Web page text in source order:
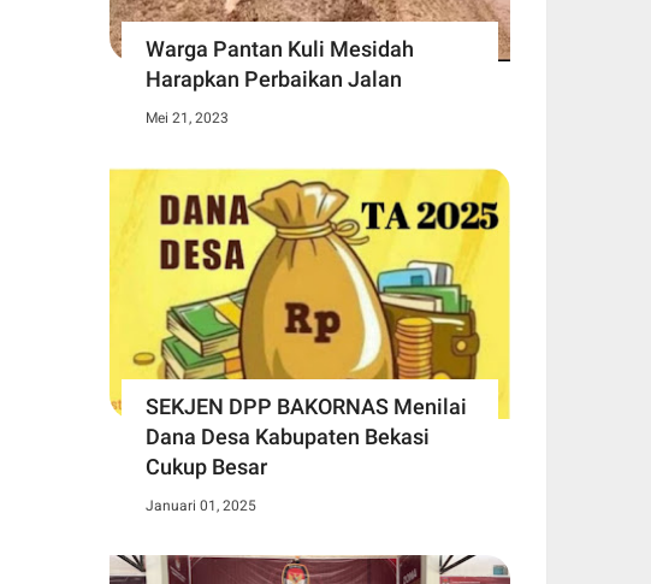
Warga Pantan Kuli Mesidah
Harapkan Perbaikan Jalan
Mei 21, 2023
SEKJEN DPP BAKORNAS Menilai
Dana Desa Kabupaten Bekasi
Cukup Besar
Januari 01, 2025